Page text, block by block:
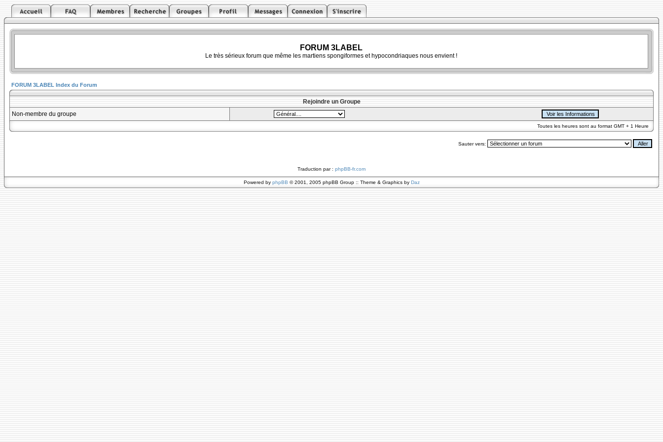
FORUM 3LABEL
Le très sérieux forum que même les martiens spongiformes et hypocondriaques nous envient !
FORUM 3LABEL Index du Forum
Rejoindre un Groupe
Non-membre du groupe
Toutes les heures sont au format GMT + 1 Heure
Sauter vers:
Traduction par : phpBB-fr.com
Powered by phpBB © 2001, 2005 phpBB Group :: Theme & Graphics by Daz